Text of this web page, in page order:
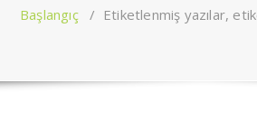
Başlangıç/ Etiketlenmiş yazılar,